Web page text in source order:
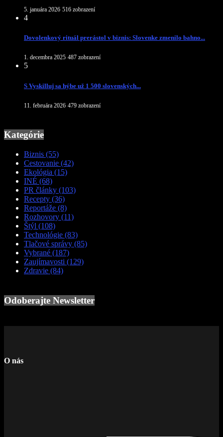
5. januára 2026 516 zobrazení
4
Dovolenkový rituál prerástol v biznis: Slovenke zmenilo bahno...
1. decembra 2025 487 zobrazení
5
S Vyskilluj sa hýbe už 1 500 slovenských...
11. februára 2026 479 zobrazení
Kategórie
Biznis (55)
Cestovanie (42)
Ekológia (15)
INÉ (68)
PR články (103)
Recepty (36)
Reportáže (8)
Rozhovory (11)
Štýl (108)
Technológie (83)
Tlačové správy (85)
Vybrané (187)
Zaujímavosti (129)
Zdravie (84)
Odoberajte Newsletter
O nás